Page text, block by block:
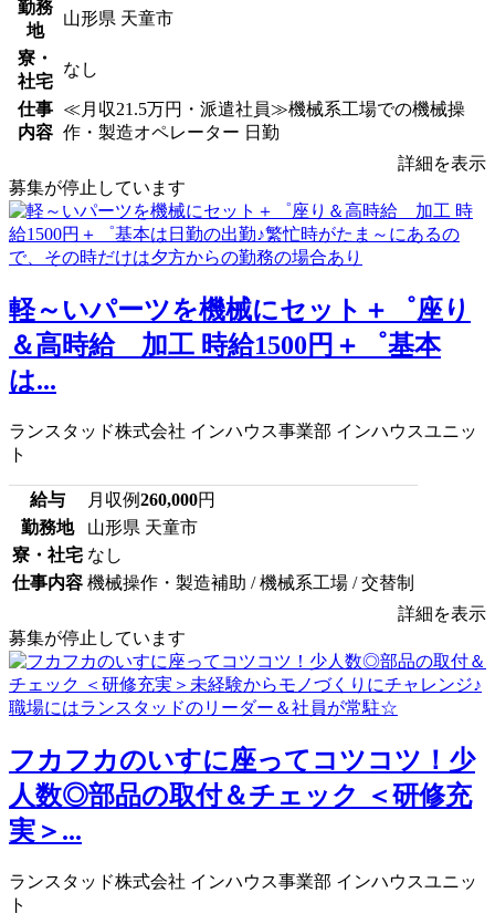
勤務
地
山形県 天童市
寮・
社宅
なし
仕事
内容
≪月収21.5万円・派遣社員≫機械系工場での機械操
作・製造オペレーター 日勤
詳細を表示
募集が停止しています
軽～いパーツを機械にセット＋゜座り
＆高時給 加工 時給1500円＋゜基本
は...
ランスタッド株式会社 インハウス事業部 インハウスユニッ
ト
給与 月収例260,000円
勤務地
山形県 天童市
寮・社宅 なし
仕事内容 機械操作・製造補助 / 機械系工場 / 交替制
詳細を表示
募集が停止しています
フカフカのいすに座ってコツコツ！少
人数◎部品の取付＆チェック ＜研修充
実＞...
ランスタッド株式会社 インハウス事業部 インハウスユニッ
ト